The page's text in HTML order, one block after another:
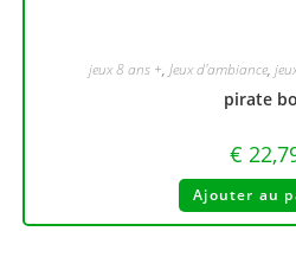
jeux 8 ans +, Jeux d'ambiance,
pirate
€
Ajouter au